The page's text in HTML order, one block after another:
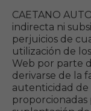
CAETANO
indirecta ni
perjuicios de
utilización de
Web por parte
derivarse de la
autenticidad de
proporcionadas